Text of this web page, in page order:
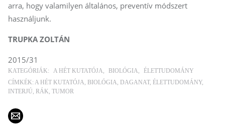
arra, hogy valamilyen általános, preventív módszert
használjunk.
TRUPKA ZOLTÁN
2015/31
KATEGÓRIÁK: A HÉT KUTATÓJA BIOLÓGIA
ÉLETTUDOMÁNY
CÍMKÉK: A HÉT KUTATÓJA BIOLÓGIA DAGANAT ÉLETTUDOMÁNY
INTERJÚ
RÁK TUMOR